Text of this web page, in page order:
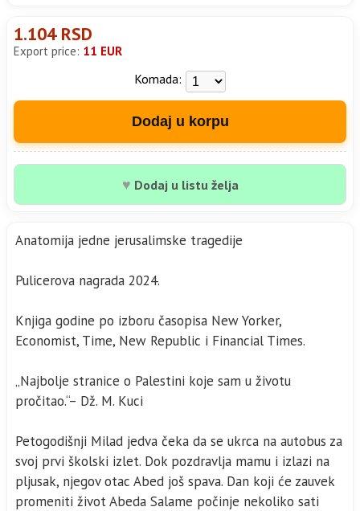
1.104 RSD
Export price: 11 EUR
Komada:
Dodaj u korpu
♥ Dodaj u listu želja
Anatomija jedne jerusalimske tragedije
Pulicerova nagrada 2024.
Knjiga godine po izboru časopisa New Yorker,
Economist, Time, New Republic i Financial Times.
„Najbolje stranice o Palestini koje sam u životu
pročitao.“– Dž. M. Kuci
Petogodišnji Milad jedva čeka da se ukrca na autobus za
svoj prvi školski izlet. Dok pozdravlja mamu i izlazi na
pljusak, njegov otac Abed još spava. Dan koji će zauvek
promeniti život Abeda Salame počinje nekoliko sati